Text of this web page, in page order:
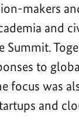
makers
and
Summit.
to
focus was
and